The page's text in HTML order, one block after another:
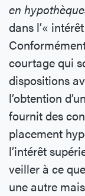
en
dans l’«
courtage qui
dispositions
l’obtention
fournit des
placement
l’intérêt
veiller à ce
une autre